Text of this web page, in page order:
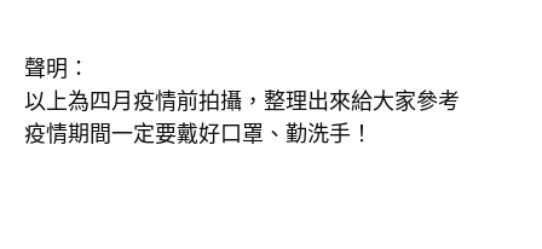
聲明：
以上為四月疫情前拍攝，整理出來給大家參考
疫情期間一定要戴好口罩、勤洗手！